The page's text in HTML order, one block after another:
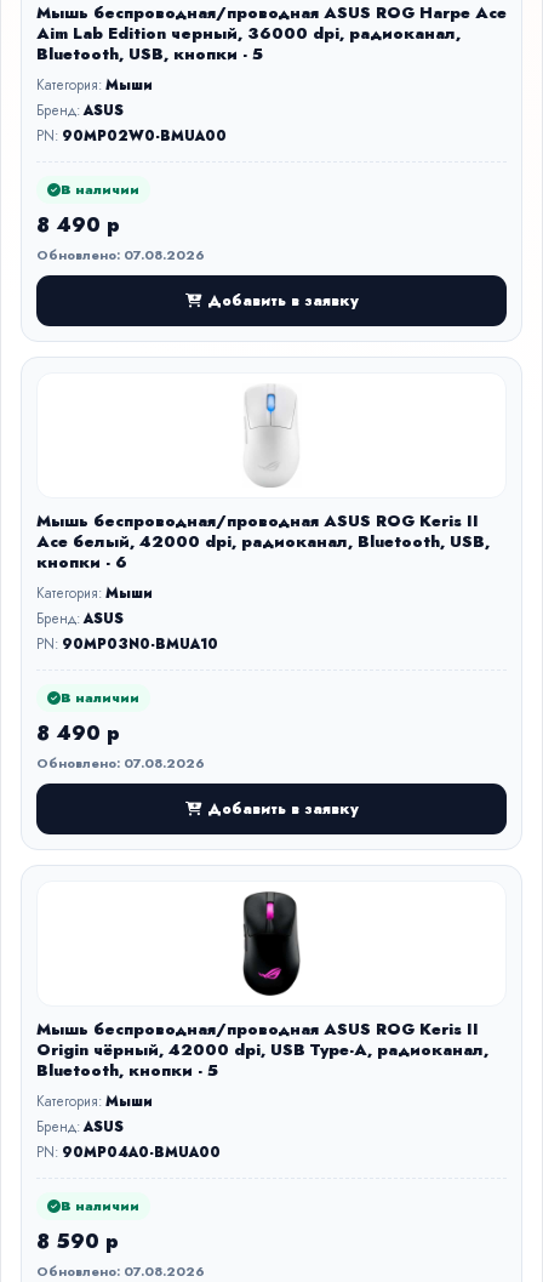
Мышь беспроводная/проводная ASUS ROG Harpe Ace
Aim Lab Edition черный, 36000 dpi, радиоканал,
Bluetooth, USB, кнопки - 5
Категория:Мыши
Бренд:ASUS
PN: 90MP02W0-BMUA00
В наличии
8 490 р
Обновлено: 07.08.2026
Добавить в заявку
Мышь беспроводная/проводная ASUS ROG Keris II
Ace белый, 42000 dpi, радиоканал, Bluetooth, USB,
кнопки - 6
Категория:Мыши
Бренд:ASUS
PN: 90MP03N0-BMUA10
В наличии
8 490 р
Обновлено: 07.08.2026
Добавить в заявку
Мышь беспроводная/проводная ASUS ROG Keris II
Origin чёрный, 42000 dpi, USB Type-A, радиоканал,
Bluetooth, кнопки - 5
Категория:Мыши
Бренд:ASUS
PN: 90MP04A0-BMUA00
В наличии
8 590 р
Обновлено: 07.08.2026